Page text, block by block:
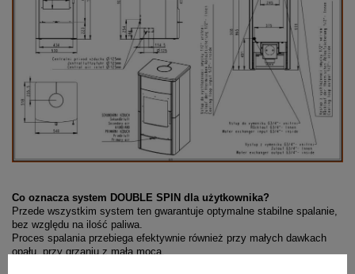
Co oznacza system DOUBLE SPIN dla użytkownika?
Przede wszystkim system ten gwarantuje optymalne stabilne spalanie,
bez względu na ilość paliwa.
Proces spalania przebiega efektywnie również przy małych dawkach
opału, przy grzaniu z małą mocą.